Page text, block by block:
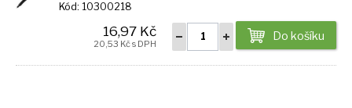
Kód: 10300218
Do košíku
16,97 Kč
20,53 Kč s DPH